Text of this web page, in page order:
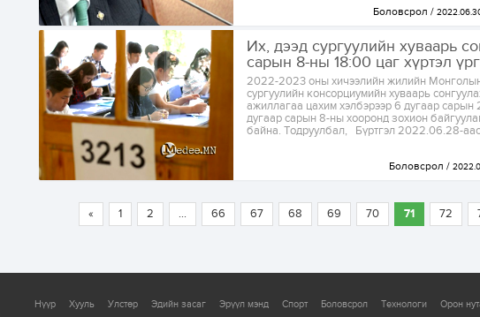
Боловсрол
Их, дээд сургуулийн хуваарь
сарын 8-ны 18:00 цаг хүртэл
2022-2023 оны хичээлийн жилийн
сургуулийн консорциумийн хуваарь
ажиллагаа цахим хэлбэрээр 6 дугаар сарын
дугаар сарын 8-ны хооронд зохион
байна. Тодруулбал, Бүртгэл 2022.06.28-
Боловсрол
« 1 2 ... 66 67 68 69 70 71 72
Нүүр Хууль Улстөр Эдийн засаг Эрүүл мэнд Спорт Боловсрол Технологи Орон